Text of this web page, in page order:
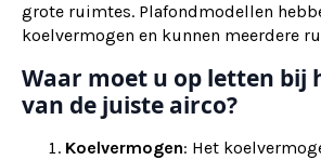
grote ruimtes. Plafondmodellen
koelvermogen en kunnen meerdere
Waar moet u op letten bij
van de juiste airco?
Koelvermogen: Het